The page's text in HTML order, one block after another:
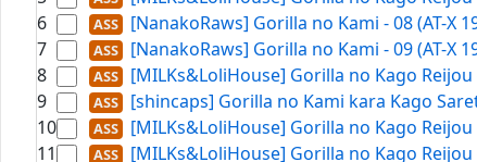
6
[NanakoRaws] Gorilla no Kami - 08 (AT-X
7
[NanakoRaws] Gorilla no Kami - 09 (AT-X
8
[MILKs&LoliHouse] Gorilla no Kago Reijou
9
[shincaps] Gorilla no Kami kara Kago
10
[MILKs&LoliHouse] Gorilla no Kago Reijou
11
[MILKs&LoliHouse] Gorilla no Kago Reijou